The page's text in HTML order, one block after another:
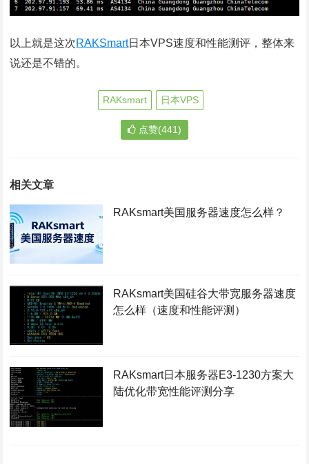
以上就是这次RAKSmart日本VPS速度和性能测评，整体来
说还是不错的。
RAKsmart 日本VPS
点赞(441)
相关文章
RAKsmart美国服务器速度怎么样？
RAKsmart美国硅谷大带宽服务器速度
怎么样（速度和性能评测）
RAKsmart日本服务器E3-1230方案大
陆优化带宽性能评测分享